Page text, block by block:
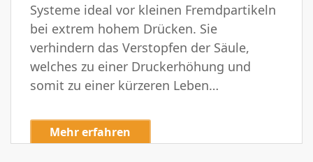
Systeme ideal vor kleinen Fremdpartikeln
bei extrem hohem Drücken. Sie
verhindern das Verstopfen der Säule,
welches zu einer Druckerhöhung und
somit zu einer kürzeren Leben…
Mehr erfahren